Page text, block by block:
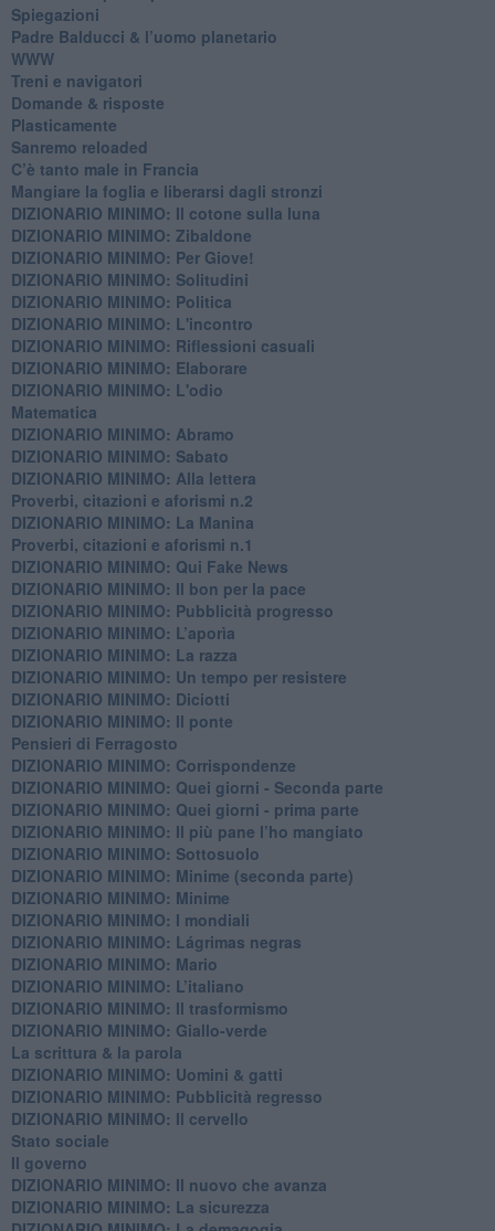
Spiegazioni
Padre Balducci & l’uomo planetario
WWW
​Treni e navigatori
​Domande & risposte
​Plasticamente
Sanremo reloaded
C’è tanto male in Francia
​Mangiare la foglia e liberarsi dagli stronzi
DIZIONARIO MINIMO: Il cotone sulla luna
DIZIONARIO MINIMO: Zibaldone
DIZIONARIO MINIMO: Per Giove!
DIZIONARIO MINIMO: Solitudini
DIZIONARIO MINIMO: Politica
DIZIONARIO MINIMO: L'incontro
DIZIONARIO MINIMO: Riflessioni casuali
DIZIONARIO MINIMO: Elaborare
DIZIONARIO MINIMO: L'odio
​Matematica
DIZIONARIO MINIMO: Abramo
DIZIONARIO MINIMO: Sabato
​DIZIONARIO MINIMO: Alla lettera
Proverbi, citazioni e aforismi n.2
DIZIONARIO MINIMO: La Manina
​Proverbi, citazioni e aforismi n.1
DIZIONARIO MINIMO: Qui Fake News
DIZIONARIO MINIMO: ​Il bon per la pace
DIZIONARIO MINIMO: Pubblicità progresso
DIZIONARIO MINIMO: L’aporìa
DIZIONARIO MINIMO: La razza
DIZIONARIO MINIMO: Un tempo per resistere
DIZIONARIO MINIMO: Diciotti
DIZIONARIO MINIMO: Il ponte
Pensieri di Ferragosto
DIZIONARIO MINIMO: Corrispondenze
DIZIONARIO MINIMO: Quei giorni - Seconda parte
DIZIONARIO MINIMO: Quei giorni - prima parte
DIZIONARIO MINIMO: Il più pane l’ho mangiato
DIZIONARIO MINIMO: Sottosuolo
DIZIONARIO MINIMO: Minime (seconda parte)
DIZIONARIO MINIMO: Minime
DIZIONARIO MINIMO: ​I mondiali
DIZIONARIO MINIMO: ​Lágrimas negras
DIZIONARIO MINIMO: Mario
DIZIONARIO MINIMO: L’italiano
DIZIONARIO MINIMO: Il trasformismo
DIZIONARIO MINIMO: Giallo-verde
La scrittura & la parola
​DIZIONARIO MINIMO: Uomini & gatti
DIZIONARIO MINIMO: ​Pubblicità regresso
DIZIONARIO MINIMO: Il cervello
Stato sociale
Il governo
DIZIONARIO MINIMO: Il nuovo che avanza
DIZIONARIO MINIMO: La sicurezza